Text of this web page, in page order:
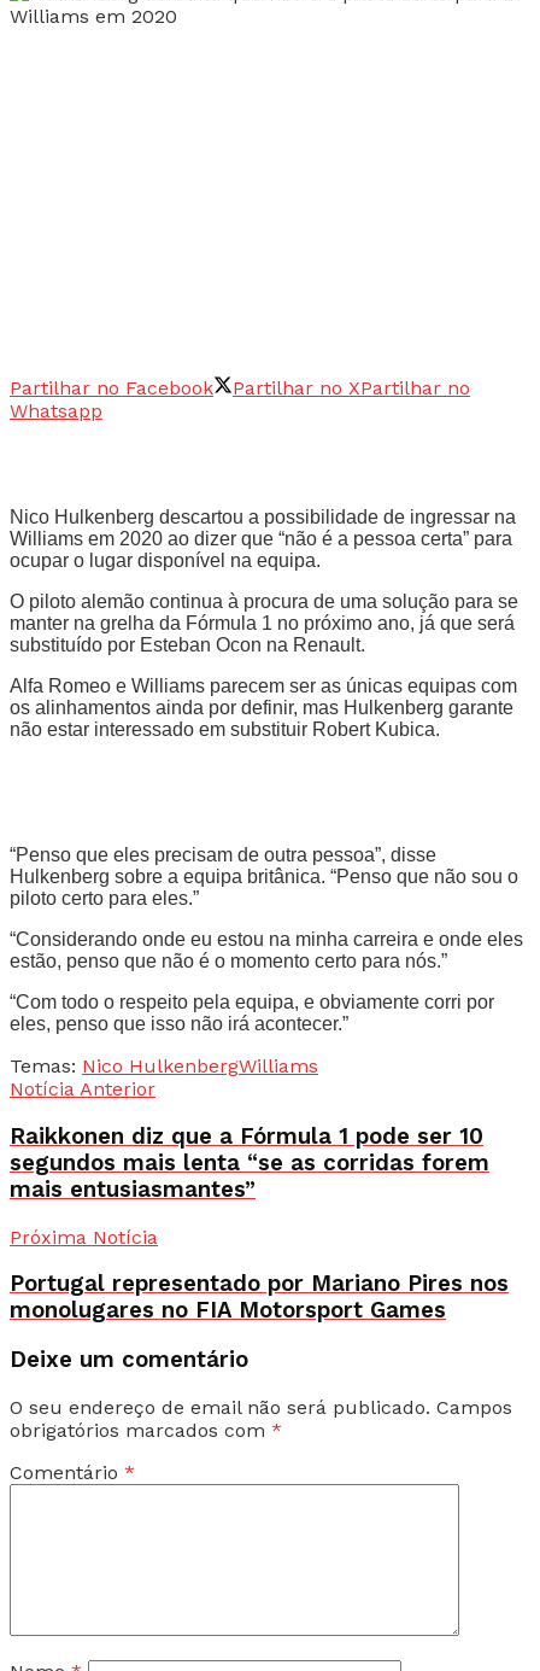
Partilhar no Facebook Partilhar no XPartilhar no
Whatsapp
Nico Hulkenberg descartou a possibilidade de ingressar na
Williams em 2020 ao dizer que “não é a pessoa certa” para
ocupar o lugar disponível na equipa.
O piloto alemão continua à procura de uma solução para se
manter na grelha da Fórmula 1 no próximo ano, já que será
substituído por Esteban Ocon na Renault.
Alfa Romeo e Williams parecem ser as únicas equipas com
os alinhamentos ainda por definir, mas Hulkenberg garante
não estar interessado em substituir Robert Kubica.
“Penso que eles precisam de outra pessoa”, disse
Hulkenberg sobre a equipa britânica. “Penso que não sou o
piloto certo para eles.”
“Considerando onde eu estou na minha carreira e onde eles
estão, penso que não é o momento certo para nós.”
“Com todo o respeito pela equipa, e obviamente corri por
eles, penso que isso não irá acontecer.”
Temas: Nico HulkenbergWilliams
Notícia Anterior
Raikkonen diz que a Fórmula 1 pode ser 10
segundos mais lenta “se as corridas forem
mais entusiasmantes”
Próxima Notícia
Portugal representado por Mariano Pires nos
monolugares no FIA Motorsport Games
Deixe um comentário
O seu endereço de email não será publicado. Campos
obrigatórios marcados com *
Comentário *